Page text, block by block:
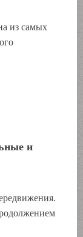
из самых
и